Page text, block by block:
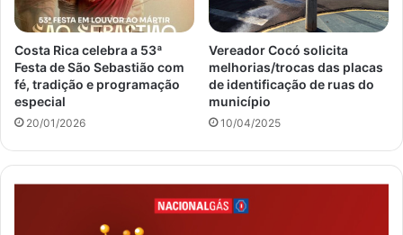
Costa Rica celebra a 53ª
Festa de São Sebastião com
fé, tradição e programação
especial
20/01/2026
Vereador Cocó solicita
melhorias/trocas das placas
de identificação de ruas do
município
10/04/2025